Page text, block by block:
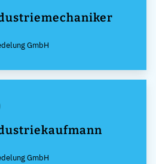
GmbH
GmbH